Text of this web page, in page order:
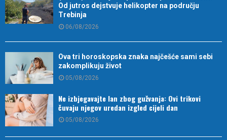
Od jutros dejstvuje helikopter na području
Trebinja
06/08/2026
Ova tri horoskopska znaka najčešće sami sebi
zakomplikuju život
05/08/2026
Ne izbjegavajte lan zbog gužvanja: Ovi trikovi
čuvaju njegov uredan izgled cijeli dan
05/08/2026